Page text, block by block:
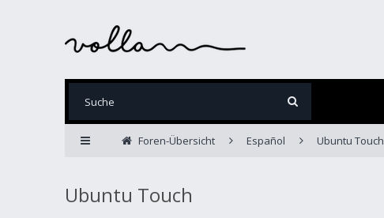
Foren-Übersicht Español Ubuntu Touch
Ubuntu Touch